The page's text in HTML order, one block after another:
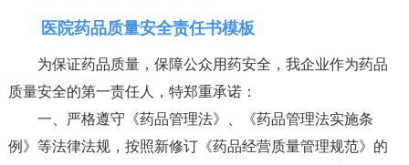
医院药品质量安全责任书模板
为保证药品质量，保障公众用药安全，我企业作为药品
质量安全的第一责任人，特郑重承诺：
一、严格遵守《药品管理法》、《药品管理法实施条
例》等法律法规，按照新修订《药品经营质量管理规范》的